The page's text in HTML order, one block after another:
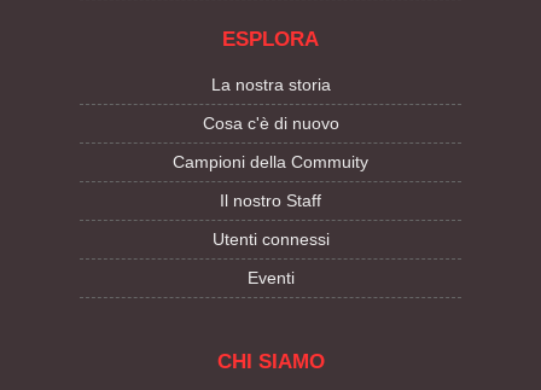
ESPLORA
La nostra storia
Cosa c'è di nuovo
Campioni della Commuity
Il nostro Staff
Utenti connessi
Eventi
CHI SIAMO